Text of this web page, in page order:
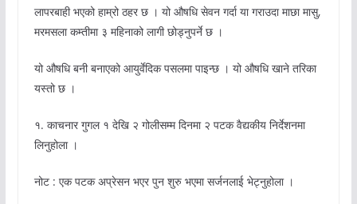
लापरबाही भएको हाम्रो ठहर छ । यो औषधि सेवन गर्दा या गराउदा माछा मासु,
मरमसला कम्तीमा ३ महिनाको लागी छोड्नुपर्ने छ ।
यो औषधि बनी बनाएको आयुर्वेदिक पसलमा पाइन्छ । यो औषधि खाने तरिका
यस्तो छ ।
१. काचनार गुगल १ देखि २ गोलीसम्म दिनमा २ पटक वैद्यकीय निर्देशनमा
लिनुहोला ।
नोट : एक पटक अप्रेसन भएर पुन शुरु भएमा सर्जनलाई भेट्नुहोला ।